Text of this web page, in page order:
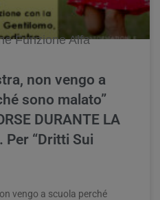
non vengo a
sono malato”
DURANTE LA
Per “Dritti Sui
vengo a scuola perché